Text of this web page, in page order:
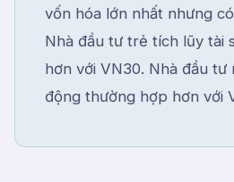
vốn hóa lớn nhất nhưng
Nhà đầu tư trẻ tích lũy tài
hơn với VN30. Nhà đầu
động thường hợp hơn với